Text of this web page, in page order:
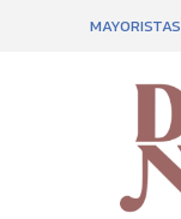
MAYORISTAS